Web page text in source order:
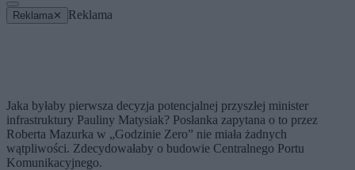
Reklama ✕ Reklama
Jaka byłaby pierwsza decyzja potencjalnej przyszłej minister
infrastruktury Pauliny Matysiak? Posłanka zapytana o to przez
Roberta Mazurka w „Godzinie Zero” nie miała żadnych
wątpliwości. Zdecydowałaby o budowie Centralnego Portu
Komunikacyjnego.